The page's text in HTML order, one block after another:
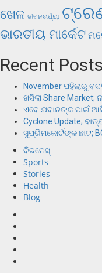
ଖେଳ ଜୀବନଚର୍ଯ୍ୟା
ଭାରତୀୟ ମାର୍କେଟ
Recent Posts
November ପହିଲାରୁ
ଖସିଲା Share Market;
ଏବେ ଯବାନଙ୍କ ପାଇଁ
Cyclone Update;
ସୁପ୍ରିମକୋର୍ଟଙ୍କ ଛାଟ;
ବିଜନେସ୍
Sports
Stories
Health
Blog